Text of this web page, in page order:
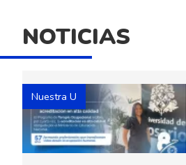
NOTICIAS
Nuestra U